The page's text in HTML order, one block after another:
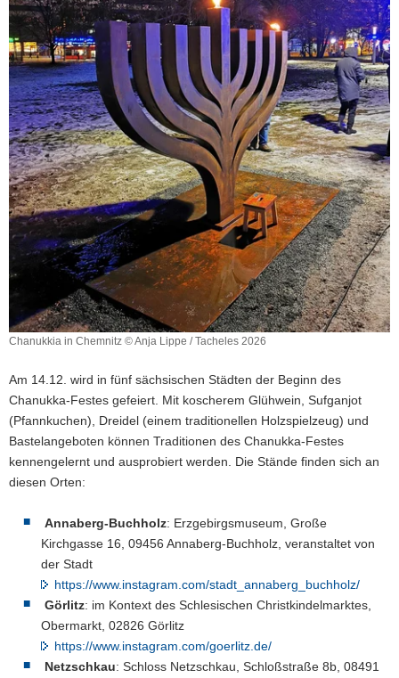
Chanukkia in Chemnitz © Anja Lippe / Tacheles 2026
in
©
Anja
Lippe
/
Tacheles
Am 14.12. wird in fünf sächsischen Städten der Beginn des
Chanukka-Festes gefeiert. Mit koscherem Glühwein, Sufganjot
(Pfannkuchen), Dreidel (einem traditionellen Holzspielzeug) und
Bastelangeboten können Traditionen des Chanukka-Festes
kennengelernt und ausprobiert werden. Die Stände finden sich an
diesen Orten:
Annaberg-Buchholz: Erzgebirgsmuseum, Große
Kirchgasse 16, 09456 Annaberg-Buchholz, veranstaltet von
der Stadt
https://www.instagram.com/stadt_annaberg_buchholz/
Görlitz: im Kontext des Schlesischen Christkindelmarktes,
Obermarkt, 02826 Görlitz
https://www.instagram.com/goerlitz.de/
Netzschkau: Schloss Netzschkau, Schloßstraße 8b, 08491